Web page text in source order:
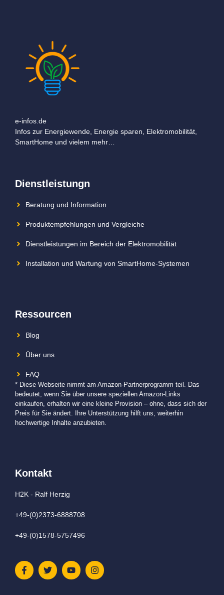
e-infos.de
Infos zur Energiewende, Energie sparen, Elektromobilität,
SmartHome und vielem mehr…
Dienstleistungn
Beratung und Information
Produktempfehlungen und Vergleiche
Dienstleistungen im Bereich der Elektromobilität
Installation und Wartung von SmartHome-Systemen
Ressourcen
Blog
Über uns
FAQ
* Diese Webseite nimmt am Amazon-Partnerprogramm teil. Das
bedeutet, wenn Sie über unsere speziellen Amazon-Links
einkaufen, erhalten wir eine kleine Provision – ohne, dass sich der
Preis für Sie ändert. Ihre Unterstützung hilft uns, weiterhin
hochwertige Inhalte anzubieten.
Kontakt
H2K - Ralf Herzig
+49-(0)2373-6888708
+49-(0)1578-5757496